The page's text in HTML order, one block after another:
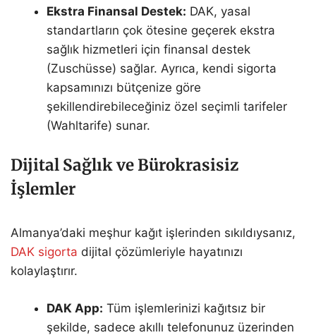
Ekstra Finansal Destek: DAK, yasal
standartların çok ötesine geçerek ekstra
sağlık hizmetleri için finansal destek
(Zuschüsse) sağlar. Ayrıca, kendi sigorta
kapsamınızı bütçenize göre
şekillendirebileceğiniz özel seçimli tarifeler
(Wahltarife) sunar.
Dijital Sağlık ve Bürokrasisiz
İşlemler
Almanya’daki meşhur kağıt işlerinden sıkıldıysanız,
DAK sigorta dijital çözümleriyle hayatınızı
kolaylaştırır.
DAK App: Tüm işlemlerinizi kağıtsız bir
şekilde, sadece akıllı telefonunuz üzerinden